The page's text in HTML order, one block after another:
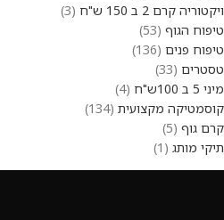
ויקטוריה קרם 2 ב 150 ש"ח
3
טיפוח הגוף 53
טיפוח פנים 136
טסטרים 33
מיני 5 ב 100ש"ח
4
קוסמטיקה מקצועית 134
קרם גוף 5
תיקי מותג
1